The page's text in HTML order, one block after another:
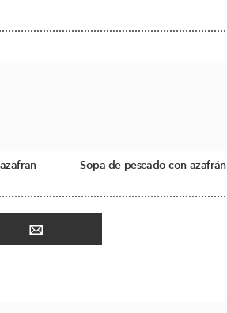
Sopa de pescado con azafrán